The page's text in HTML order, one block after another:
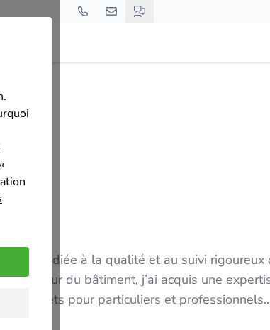
dédiée à la qualité et au suivi rigoureux
secteur du bâtiment, j’ai acquis une
de projets pour particuliers et professionnels.